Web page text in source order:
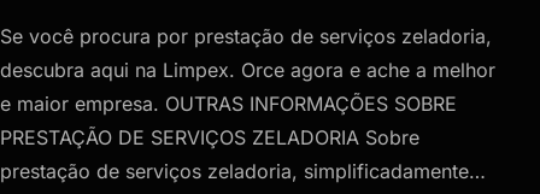
Se você procura por prestação de serviços zeladoria,
descubra aqui na Limpex. Orce agora e ache a melhor
e maior empresa. OUTRAS INFORMAÇÕES SOBRE
PRESTAÇÃO DE SERVIÇOS ZELADORIA Sobre
prestação de serviços zeladoria, simplificadamente…